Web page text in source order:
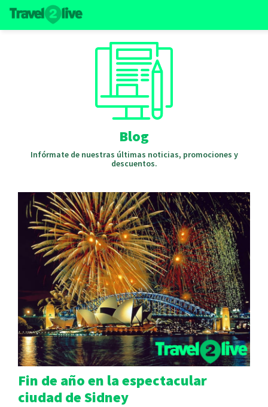
Blog
Infórmate de nuestras últimas noticias, promociones y
descuentos.
Fin de año en la espectacular
ciudad de Sidney